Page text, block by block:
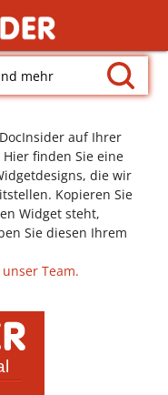
mehr
auf Ihrer
Hier finden Sie eine
die wir
Kopieren Sie
Widget steht,
Sie diesen Ihrem
Team.